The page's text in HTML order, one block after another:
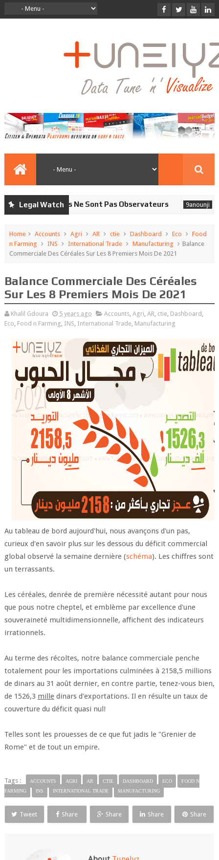
Legal Watch
Journalistes Ne Sont Pas Observateurs 9anounji
Home Accounts Agri AR ctie Dashboard Eco
Food
n Farming
INS International Trade Manufacturing
Balance
Commerciale Des Céréales Sur Les 8 Premiers Mois De 2021
Balance Commerciale Des Céréales
Sur Les 8 Premiers Mois De 2021
Khalil Gdoura 5 years ago Accounts, Agri, AR, ctie, Dashboard ,
Eco, Food n Farming, INS, International Trade, Manufacturing
Au tableau de bord aujourd'hui, nous avançons d'un pas,
curieux d'en savoir plus sur les dessous du déficit commercial
global observé la semaine dernière (schéma). Les chiffres sont
un terrassants.
Les céréales, denrée de première nécessité autant pour nous
que pous notre cheptel, et emblème par excellence d'une
souveraineté multidimensionnelle, affichent des indicateurs
irrationnels.
Au terme des récoltes, notre balance commerciale penche
totalement pour les importations culminées à 2158,5 millions
de dinars au 31 août dernier, en contre partie, tenez-vous bien,
de 1526,3 milledinars d'exportations. Il en résulte un taux de
couverture du déficit quasi nul!
Telles sont les prouesses de ce que fut jadis le "Grenier de
Rome" et de tout un empire.
Tags : ACCOUNTS AGRI AR CTIE DASHBOARD ECO
FOOD N
FARMING
INS INTERNATIONAL TRADE MANUFACTURING
Tweet Share Share Share Share